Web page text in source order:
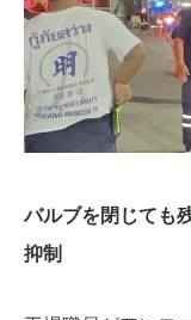
バルブを閉じても
抑制